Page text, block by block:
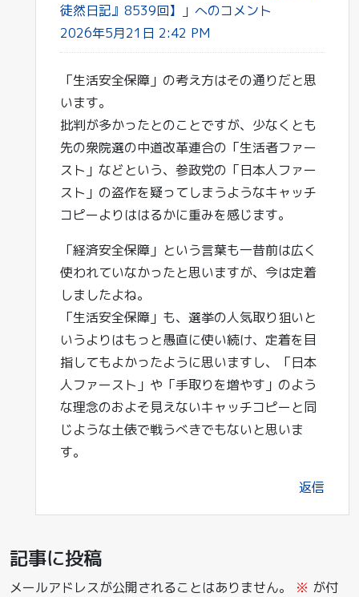
徒然日記』8539回】」へのコメント
2026年5月21日 2:42 PM
「生活安全保障」の考え方はその通りだと思
います。
批判が多かったとのことですが、少なくとも
先の衆院選の中道改革連合の「生活者ファー
スト」などという、参政党の「日本人ファー
スト」の盗作を疑ってしまうようなキャッチ
コピーよりははるかに重みを感じます。
「経済安全保障」という言葉も一昔前は広く
使われていなかったと思いますが、今は定着
しましたよね。
「生活安全保障」も、選挙の人気取り狙いと
いうよりはもっと愚直に使い続け、定着を目
指してもよかったように思いますし、「日本
人ファースト」や「手取りを増やす」のよう
な理念のおよそ見えないキャッチコピーと同
じような土俵で戦うべきでもないと思いま
す。
返信
記事に投稿
メールアドレスが公開されることはありません。 ※ が付